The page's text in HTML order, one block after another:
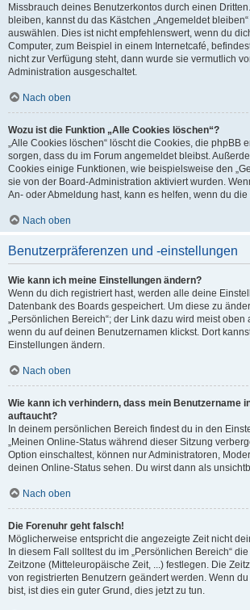
Missbrauch deines Benutzerkontos durch einen
bleiben, kannst du das Kästchen „Angemeldet
auswählen. Dies ist nicht empfehlenswert, wenn du
Computer, zum Beispiel in einem Internetcafé,
nicht zur Verfügung steht, dann wurde sie vermutlich
Administration ausgeschaltet.
Nach oben
Wozu ist die Funktion „Alle Cookies löschen“?
„Alle Cookies löschen“ löscht die Cookies, die phpBB
sorgen, dass du im Forum angemeldet bleibst.
Cookies einige Funktionen, wie beispielsweise den
sie von der Board-Administration aktiviert wurden.
An- oder Abmeldung hast, kann es helfen, wenn du
Nach oben
Benutzerpräferenzen und -einstellungen
Wie kann ich meine Einstellungen ändern?
Wenn du dich registriert hast, werden alle deine
Datenbank des Boards gespeichert. Um diese zu
„Persönlichen Bereich“; der Link dazu wird meist
wenn du auf deinen Benutzernamen klickst. Dort
Einstellungen ändern.
Nach oben
Wie kann ich verhindern, dass mein Benutzername
auftaucht?
In deinem persönlichen Bereich findest du in den
„Meinen Online-Status während dieser Sitzung
Option einschaltest, können nur Administratoren,
deinen Online-Status sehen. Du wirst dann als
Nach oben
Die Forenuhr geht falsch!
Möglicherweise entspricht die angezeigte Zeit nicht
In diesem Fall solltest du im „Persönlichen Bereich“
Zeitzone (Mitteleuropäische Zeit, ...) festlegen. Die
von registrierten Benutzern geändert werden. Wenn
bist, ist dies ein guter Grund, dies jetzt zu tun.